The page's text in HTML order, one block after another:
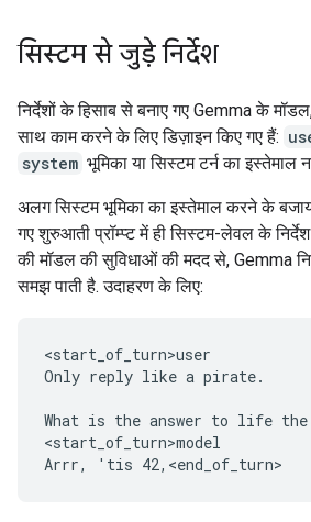
सिस्टम से जुड़े निर्देश
निर्देशों के हिसाब से बनाए गए Gemma के
साथ काम करने के लिए डिज़ाइन किए गए हैं:
system भूमिका या सिस्टम टर्न का इस्तेमाल
अलग सिस्टम भूमिका का इस्तेमाल करने के
गए शुरुआती प्रॉम्प्ट में ही सिस्टम-लेवल के
की मॉडल की सुविधाओं की मदद से, Gemma
समझ पाती है. उदाहरण के लिए:
<start_of_turn>user
Only reply like a pirate.
What is the answer to life the
<start_of_turn>model